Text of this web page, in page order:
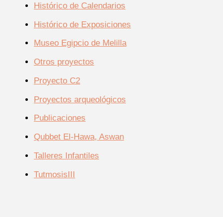
Histórico de Calendarios
Histórico de Exposiciones
Museo Egipcio de Melilla
Otros proyectos
Proyecto C2
Proyectos arqueológicos
Publicaciones
Qubbet El-Hawa, Aswan
Talleres Infantiles
TutmosisIII